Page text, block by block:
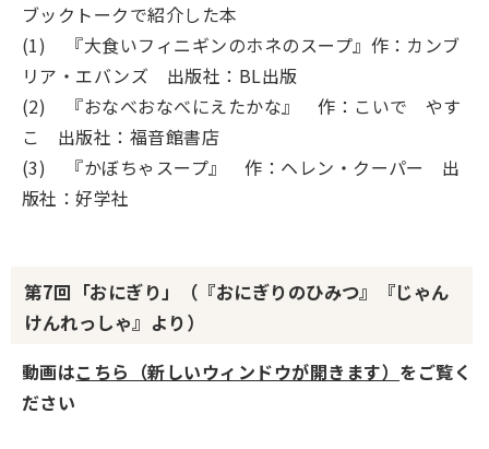
ブックトークで紹介した本
(1) 『大食いフィニギンのホネのスープ』作：カンブ
リア・エバンズ 出版社：BL出版
(2) 『おなべおなべにえたかな』 作：こいで やす
こ 出版社：福音館書店
(3) 『かぼちゃスープ』 作：ヘレン・クーパー 出
版社：好学社
第7回「おにぎり」（『おにぎりのひみつ』『じゃん
けんれっしゃ』より）
動画はこちら（新しいウィンドウが開きます） をご覧く
ださい